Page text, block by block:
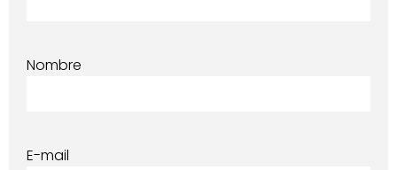
Nombre
E-mail